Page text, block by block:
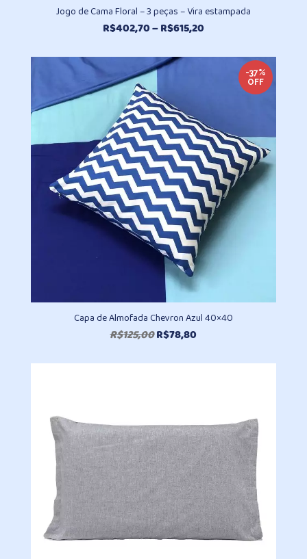
Jogo de Cama Floral – 3 peças – Vira estampada
R$402,70–R$615,20Faixa
preço:
R$402,70
através
-37%
OFF
Capa de Almofada Chevron Azul 40×40
R$125,00O
original
R$78,80
atual